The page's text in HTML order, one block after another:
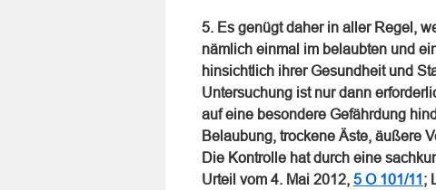
5. Es genügt daher in aller Regel,
nämlich einmal im belaubten und
hinsichtlich ihrer Gesundheit und
Untersuchung ist nur dann
auf eine besondere Gefährdung
Belaubung, trockene Äste, äußere
Die Kontrolle hat durch eine
Urteil vom 4. Mai 2012, 5 O 101/11 ;